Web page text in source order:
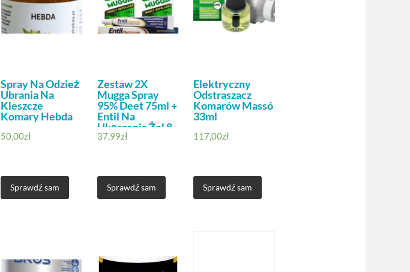
Spray Na Odzież
Ubrania Na
Kleszcze
Komary Hebda
50,00zł
Sprawdź sam
Zestaw 2X
Mugga Spray
95% Deet 75ml +
Entil Na
Ukąszenia Żel 8
G
37,99zł
Sprawdź sam
Elektryczny
Odstraszacz
Komarów Massó
33ml
117,00zł
Sprawdź sam